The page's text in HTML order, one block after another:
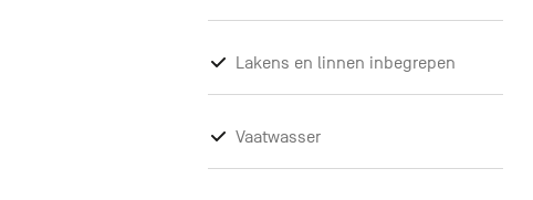
Lakens en linnen inbegrepen
Vaatwasser